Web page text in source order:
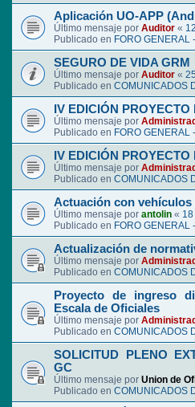
Aplicación UO-APP
Último mensaje por Auditor «
Publicado en FORO GENERAL
SEGURO DE VIDA GRM
Último mensaje por Auditor «
Publicado en COMUNICADOS
IV EDICIÓN PROYECTO
Último mensaje por
Publicado en FORO GENERAL
IV EDICIÓN PROYECTO
Último mensaje por
Publicado en COMUNICADOS
Actuación con
Último mensaje por antolin «
Publicado en FORO GENERAL
Actualización de
Último mensaje por
Publicado en COMUNICADOS
Proyecto de ingreso
Escala de Oficiales
Último mensaje por
Publicado en COMUNICADOS
SOLICITUD PLENO
GC
Último mensaje por Union de
Publicado en COMUNICADOS